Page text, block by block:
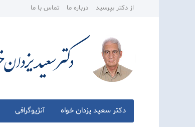
از دکتر بپرسید درباره ما تماس با ما
دکتر سعید یزدان خواه آنژیوگرافی